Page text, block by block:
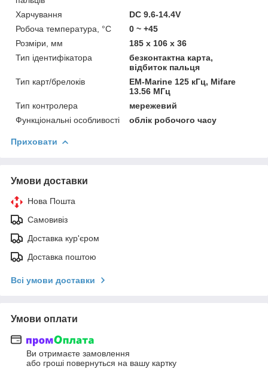
Харчування
DC 9.6-14.4V
Робоча температура, °C
0 ~ +45
Розміри, мм
185 х 106 х 36
Тип ідентифікатора
безконтактна карта,
відбиток пальця
Тип карт/брелоків
EM-Marine 125 кГц, Mifare
13.56 МГц
Тип контролера
мережевий
Функціональні особливості
облік робочого часу
Приховати
Умови доставки
Нова Пошта
Самовивіз
Доставка кур'єром
Доставка поштою
Всі умови доставки
Умови оплати
Ви отримаєте замовлення
або гроші повернуться на вашу картку